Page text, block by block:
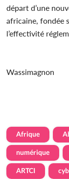
départ d’une
africaine, fondée
l’effectivité
Wassimagnon
Afrique
numérique
ARTCI